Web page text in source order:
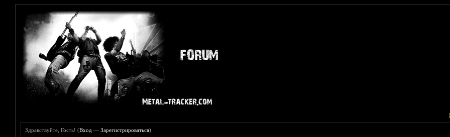
Здравствуйте, Гость! (Вход —Зарегистрироваться)